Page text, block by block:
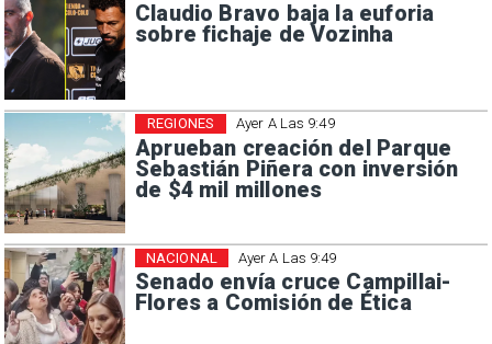
Claudio Bravo baja la euforia
sobre fichaje de Vozinha
Ayer A Las 9:49
Aprueban creación del Parque
Sebastián Piñera con inversión
de $4 mil millones
REGIONES
Ayer A Las 9:49
Senado envía cruce Campillai-
Flores a Comisión de Ética
NACIONAL